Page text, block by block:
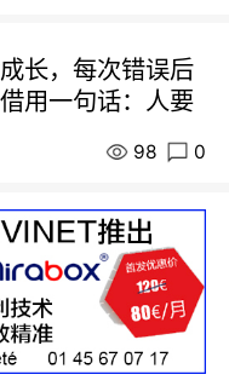
长，每次错误后
用一句话：人要
98 0